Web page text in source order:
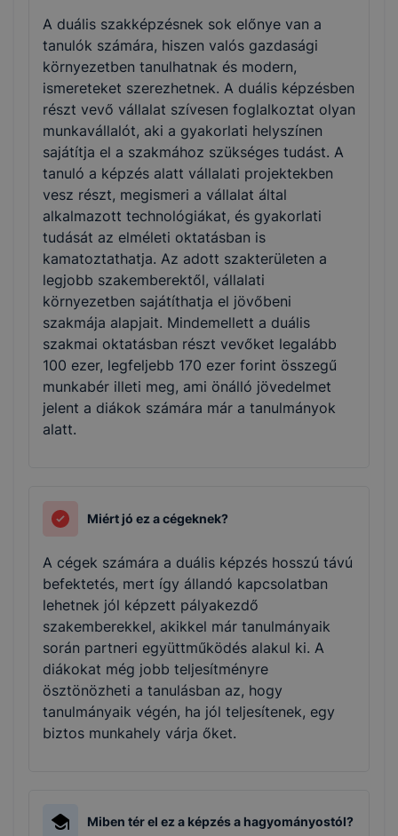
A duális szakképzésnek sok előnye van a
tanulók számára, hiszen valós gazdasági
környezetben tanulhatnak és modern,
ismereteket szerezhetnek. A duális képzésben
részt vevő vállalat szívesen foglalkoztat olyan
munkavállalót, aki a gyakorlati helyszínen
sajátítja el a szakmához szükséges tudást. A
tanuló a képzés alatt vállalati projektekben
vesz részt, megismeri a vállalat által
alkalmazott technológiákat, és gyakorlati
tudását az elméleti oktatásban is
kamatoztathatja. Az adott szakterületen a
legjobb szakemberektől, vállalati
környezetben sajátíthatja el jövőbeni
szakmája alapjait. Mindemellett a duális
szakmai oktatásban részt vevőket legalább
100 ezer, legfeljebb 170 ezer forint összegű
munkabér illeti meg, ami önálló jövedelmet
jelent a diákok számára már a tanulmányok
alatt.
Miért jó ez a cégeknek?
A cégek számára a duális képzés hosszú távú
befektetés, mert így állandó kapcsolatban
lehetnek jól képzett pályakezdő
szakemberekkel, akikkel már tanulmányaik
során partneri együttműködés alakul ki. A
diákokat még jobb teljesítményre
ösztönözheti a tanulásban az, hogy
tanulmányaik végén, ha jól teljesítenek, egy
biztos munkahely várja őket.
Miben tér el ez a képzés a hagyományostól?